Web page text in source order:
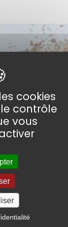
racine
–
de
cookies
contrôle
vous